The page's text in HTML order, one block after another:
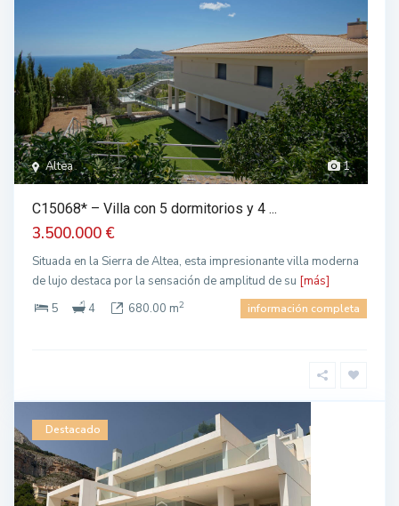
1
Altea
C15068* – Villa con 5 dormitorios y 4 ...
3.500.000 €
Situada en la Sierra de Altea, esta impresionante villa moderna
de lujo destaca por la sensación de amplitud de su [más]
5
4 680.00 m2 información completa
Destacado